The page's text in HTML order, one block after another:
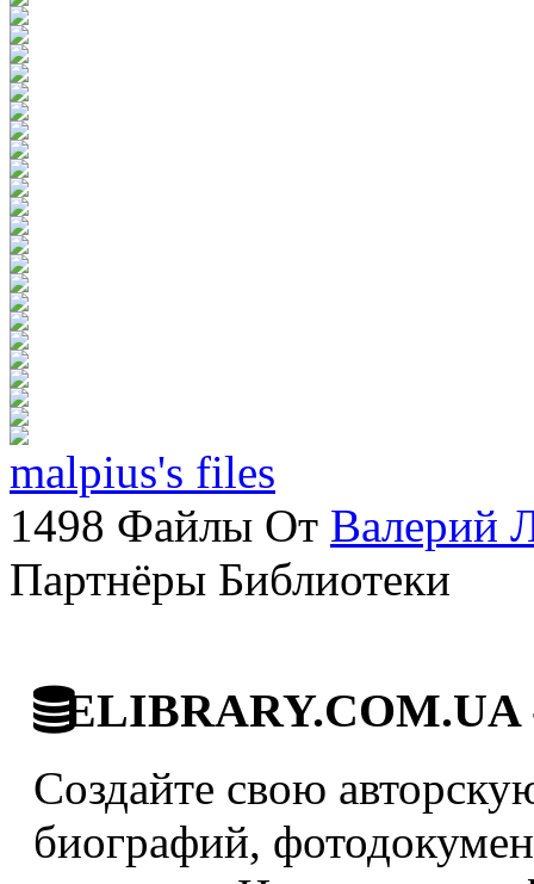
malpius's files
1498 Файлы От Валерий
Партнёры Библиотеки
ELIBRARY.COM.UA
Создайте свою
биографий,